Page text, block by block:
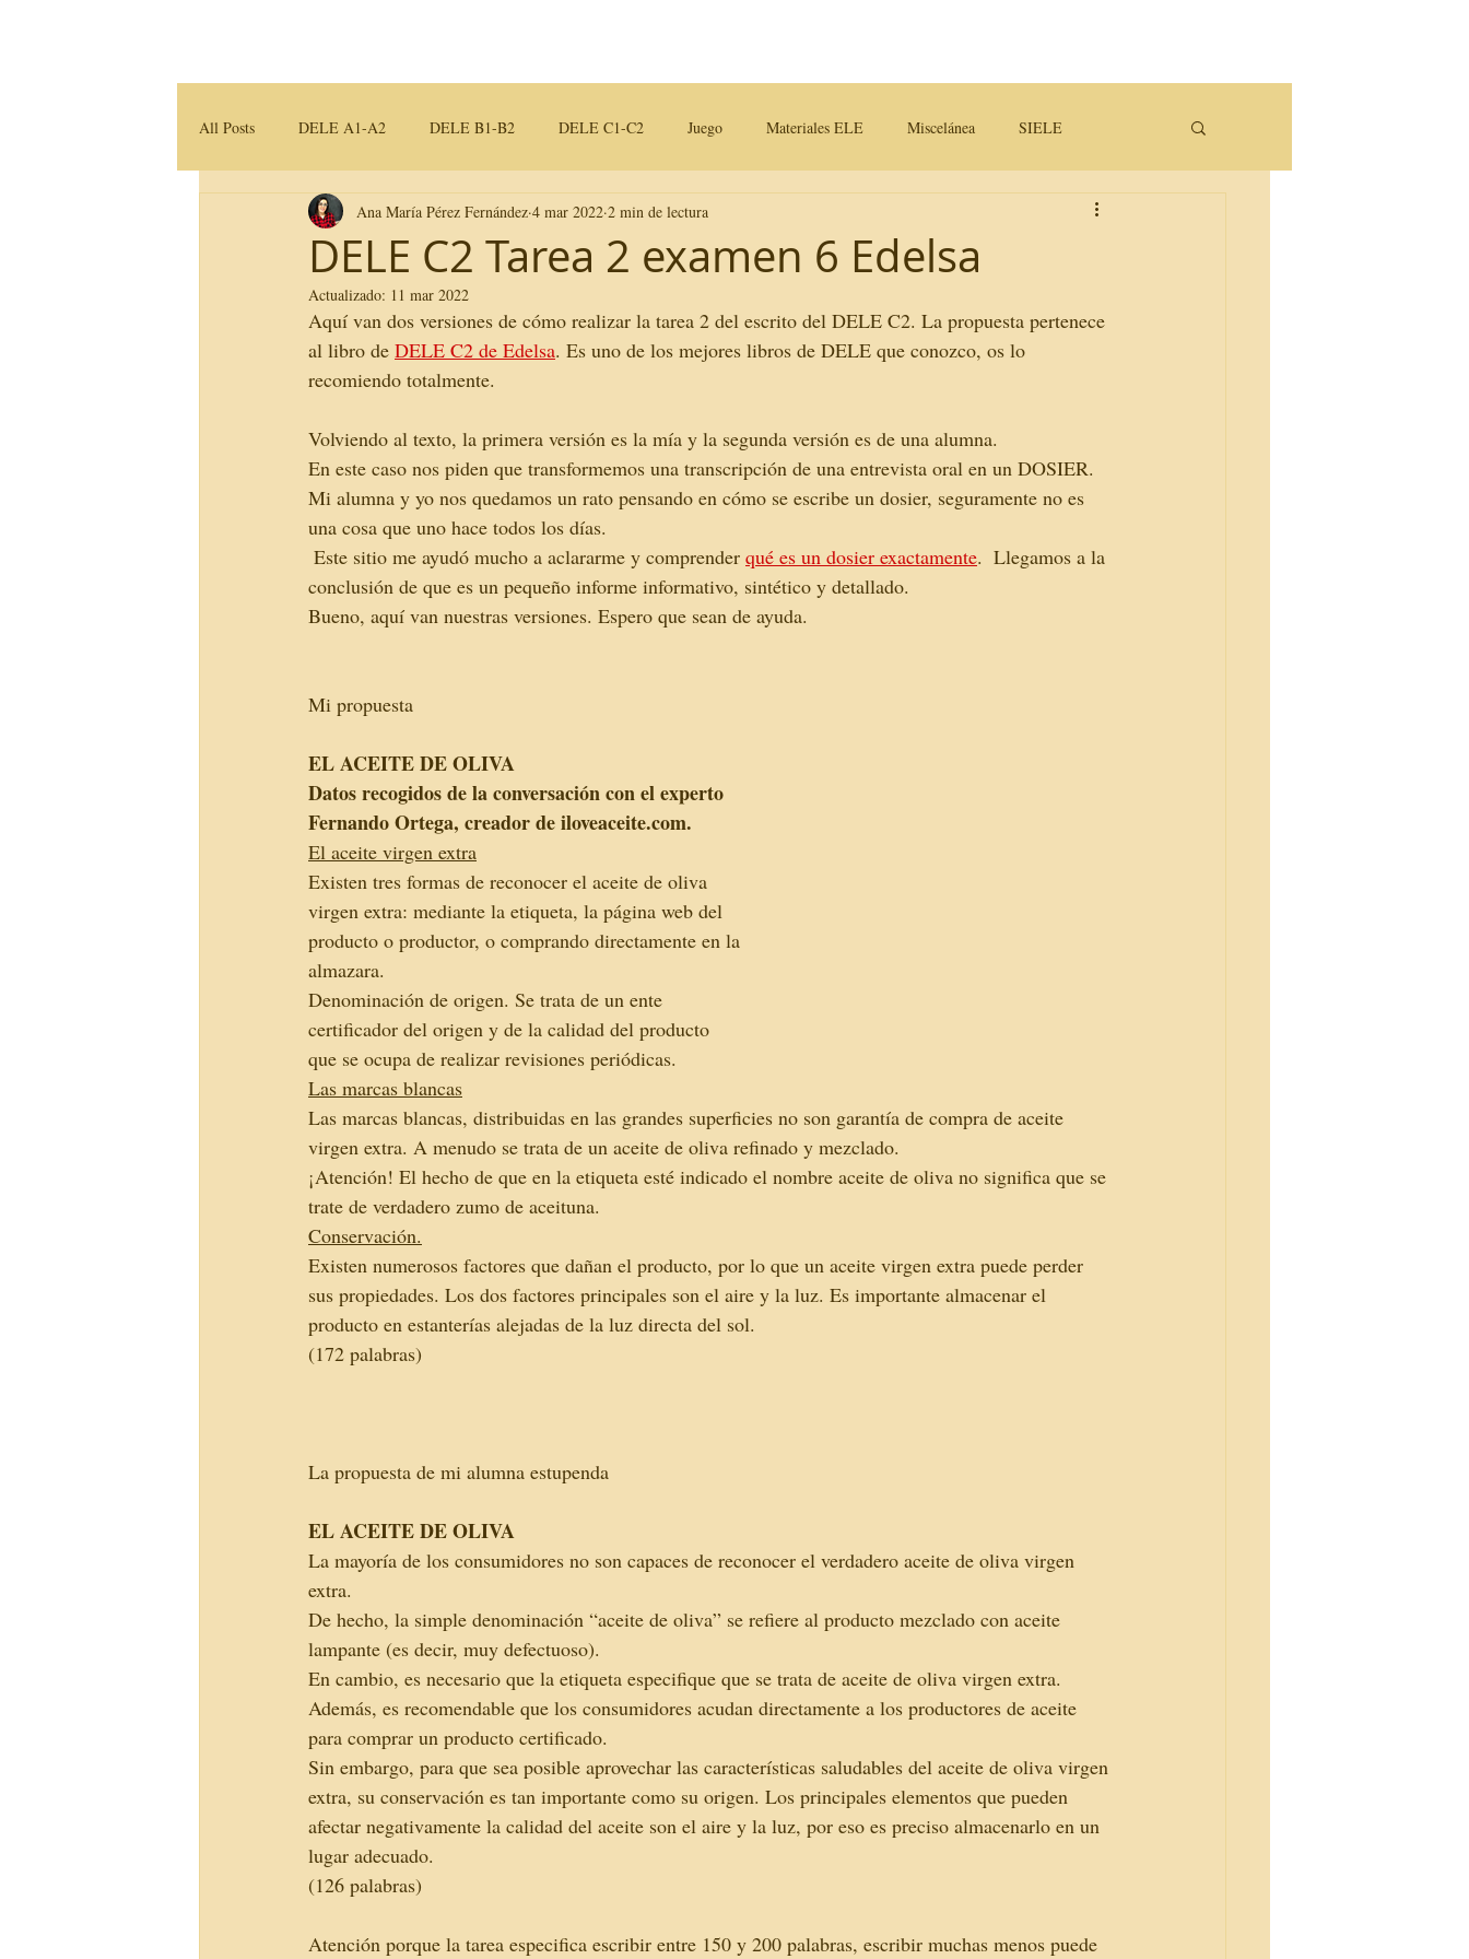
All Posts DELE A1-A2 DELE B1-B2 DELE C1-C2 Juego Materiales ELE Miscelánea SIELE
Traducción e Interpretación Materiales para clase
DELE C2 Tarea 2 examen 6 Edelsa
Ana María Pérez Fernández 4 mar 2022 2 min de lectura
Actualizado: 11 mar 2022
Aquí van dos versiones de cómo realizar la tarea 2 del escrito del DELE C2. La propuesta pertenece
al libro de DELE C2 de Edelsa. Es uno de los mejores libros de DELE que conozco, os lo
recomiendo totalmente.
Volviendo al texto, la primera versión es la mía y la segunda versión es de una alumna.
En este caso nos piden que transformemos una transcripción de una entrevista oral en un DOSIER.
Mi alumna y yo nos quedamos un rato pensando en cómo se escribe un dosier, seguramente no es
una cosa que uno hace todos los días.
Este sitio me ayudó mucho a aclararme y comprender qué es un dosier exactamente.  Llegamos a la
conclusión de que es un pequeño informe informativo, sintético y detallado.
Bueno, aquí van nuestras versiones. Espero que sean de ayuda.
Mi propuesta
EL ACEITE DE OLIVA
Datos recogidos de la conversación con el experto
Fernando Ortega, creador de iloveaceite.com.
El aceite virgen extra
Existen tres formas de reconocer el aceite de oliva
virgen extra: mediante la etiqueta, la página web del
producto o productor, o comprando directamente en la
almazara.
Denominación de origen. Se trata de un ente
certificador del origen y de la calidad del producto
que se ocupa de realizar revisiones periódicas.
Las marcas blancas
Las marcas blancas, distribuidas en las grandes superficies no son garantía de compra de aceite
virgen extra. A menudo se trata de un aceite de oliva refinado y mezclado.
¡Atención! El hecho de que en la etiqueta esté indicado el nombre aceite de oliva no significa que se
trate de verdadero zumo de aceituna.
Conservación.
Existen numerosos factores que dañan el producto, por lo que un aceite virgen extra puede perder
sus propiedades. Los dos factores principales son el aire y la luz. Es importante almacenar el
producto en estanterías alejadas de la luz directa del sol.
(172 palabras)
La propuesta de mi alumna estupenda
EL ACEITE DE OLIVA
La mayoría de los consumidores no son capaces de reconocer el verdadero aceite de oliva virgen
extra.
De hecho, la simple denominación “aceite de oliva” se refiere al producto mezclado con aceite
lampante (es decir, muy defectuoso).
En cambio, es necesario que la etiqueta especifique que se trata de aceite de oliva virgen extra.
Además, es recomendable que los consumidores acudan directamente a los productores de aceite
para comprar un producto certificado.
Sin embargo, para que sea posible aprovechar las características saludables del aceite de oliva virgen
extra, su conservación es tan importante como su origen. Los principales elementos que pueden
afectar negativamente la calidad del aceite son el aire y la luz, por eso es preciso almacenarlo en un
lugar adecuado.
(126 palabras)
Atención porque la tarea especifica escribir entre 150 y 200 palabras, escribir muchas menos puede